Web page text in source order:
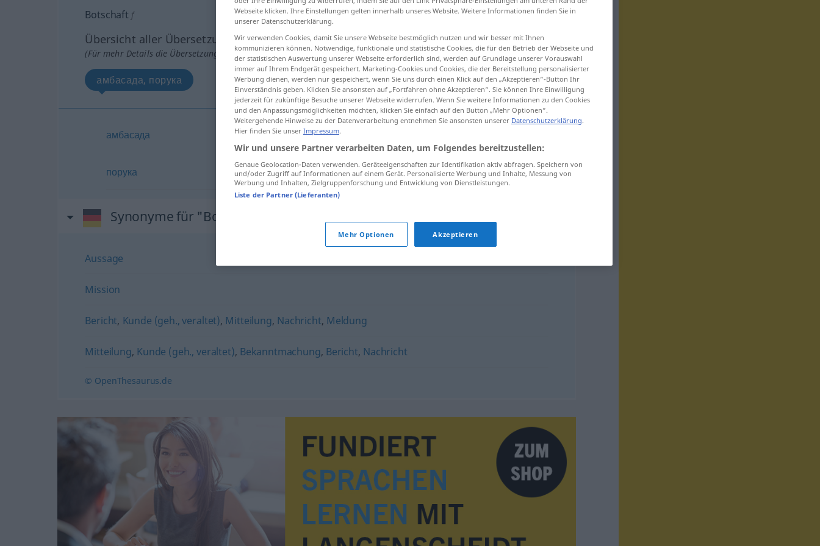
Botschaft f
Übersicht aller Übersetzungen
(Für mehr Details die Übersetzung anklicken/antippen)
амбасада, порука
амбасада
порука BotschaftNachricht
Synonyme für "Botschaft"
Aussage
Mission
Bericht, Kunde (geh., veraltet), Mitteilung, Nachricht, Meldung
Mitteilung, Kunde (geh., veraltet), Bekanntmachung, Bericht, Nachricht
© OpenThesaurus.de
Webseite klicken. Ihre Einstellungen gelten innerhalb unseres Website. Weitere Informationen finden Sie in
unserer Datenschutzerklärung.
Wir verwenden Cookies, damit Sie unsere Webseite bestmöglich nutzen und wir besser mit Ihnen
kommunizieren können. Notwendige, funktionale und statistische Cookies, die für den Betrieb der Webseite und
der statistischen Auswertung unserer Webseite erforderlich sind, werden auf Grundlage unserer Vorauswahl
immer auf Ihrem Endgerät gespeichert. Marketing-Cookies und Cookies, die der Bereitstellung personalisierter
Werbung dienen, werden nur gespeichert, wenn Sie uns durch einen Klick auf den „Akzeptieren“-Button Ihr
Einverständnis geben. Klicken Sie ansonsten auf „Fortfahren ohne Akzeptieren“. Sie können Ihre Einwilligung
jederzeit für zukünftige Besuche unserer Webseite widerrufen. Wenn Sie weitere Informationen zu den Cookies
und den Anpassungsmöglichkeiten möchten, klicken Sie einfach auf den Button „Mehr Optionen“.
Weitergehende Hinweise zu der Datenverarbeitung entnehmen Sie ansonsten unserer Datenschutzerklärung.
Hier finden Sie unser Impressum.
Wir und unsere Partner verarbeiten Daten, um Folgendes bereitzustellen:
Genaue Geolocation-Daten verwenden. Geräteeigenschaften zur Identifikation aktiv abfragen. Speichern von
und/oder Zugriff auf Informationen auf einem Gerät. Personalisierte Werbung und Inhalte, Messung von
Werbung und Inhalten, Zielgruppenforschung und Entwicklung von Dienstleistungen.
Liste der Partner (Lieferanten)
Mehr Optionen Akzeptieren